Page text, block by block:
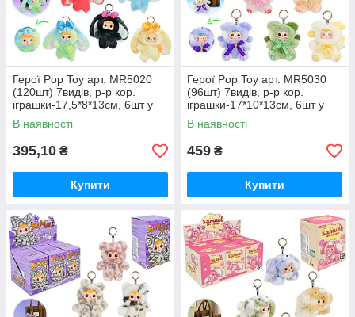
Герої Pop Toy арт. MR5020
(120шт) 7видів, р-р кор.
іграшки-17,5*8*13см, 6шт у
дисплей боксі 40*17*32см
В наявності
395,10 ₴
Купити
Герої Pop Toy арт. MR5030
(96шт) 7видів, р-р кор.
іграшки-17*10*13см, 6шт у
дисплей боксі 40*17*32см
В наявності
459 ₴
Купити